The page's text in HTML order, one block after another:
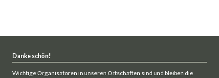
Danke schön!
Wichtige Organisatoren in unseren Ortschaften sind und bleiben die